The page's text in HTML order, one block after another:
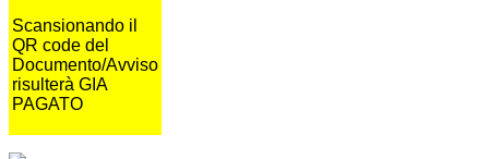
Scansionando il
QR code del
Documento/Avviso
risulterà GIA
PAGATO